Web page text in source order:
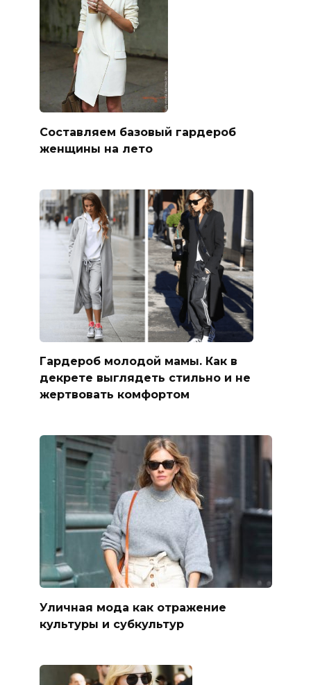
Составляем базовый гардероб
женщины на лето
Гардероб молодой мамы. Как в
декрете выглядеть стильно и не
жертвовать комфортом
Уличная мода как отражение
культуры и субкультур